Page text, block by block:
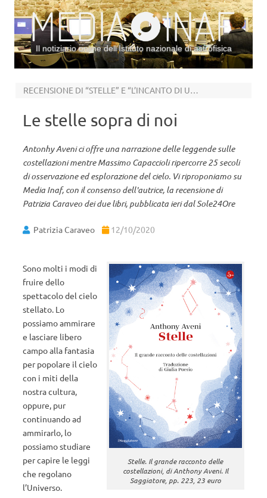
Il notiziario online dell’Istituto nazionale di astrofisica
RECENSIONE DI “STELLE” E “L’INCANTO DI URANIA”
Le stelle sopra di noi
Antonhy Aveni ci offre una narrazione delle leggende sulle
costellazioni mentre Massimo Capaccioli ripercorre 25 secoli
di osservazione ed esplorazione del cielo. Vi riproponiamo su
Media Inaf, con il consenso dell'autrice, la recensione di
Patrizia Caraveo dei due libri, pubblicata ieri dal Sole24Ore
Patrizia Caraveo 12/10/2020
Stelle. Il grande racconto delle
costellazioni, di Anthony Aveni. Il
Saggiatore, pp. 223, 23 euro
Sono molti i modi di
fruire dello
spettacolo del cielo
stellato. Lo
possiamo ammirare
e lasciare libero
campo alla fantasia
per popolare il cielo
con i miti della
nostra cultura,
oppure, pur
continuando ad
ammirarlo, lo
possiamo studiare
per capire le leggi
che regolano
l’Universo.